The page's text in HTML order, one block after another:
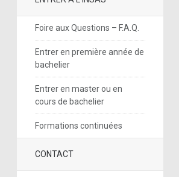
Foire aux Questions – F.A.Q.
Entrer en première année de
bachelier
Entrer en master ou en
cours de bachelier
Formations continuées
CONTACT